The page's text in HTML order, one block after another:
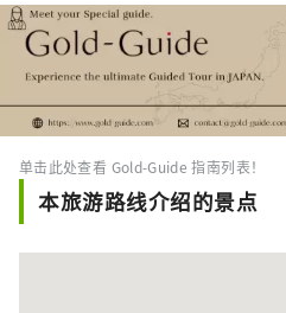
单击此处查看 Gold-Guide 指南列表！
本旅游路线介绍的景点